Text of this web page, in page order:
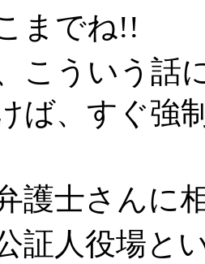
までね!!
こういう話
ば、すぐ強
護士さんに
証人役場と